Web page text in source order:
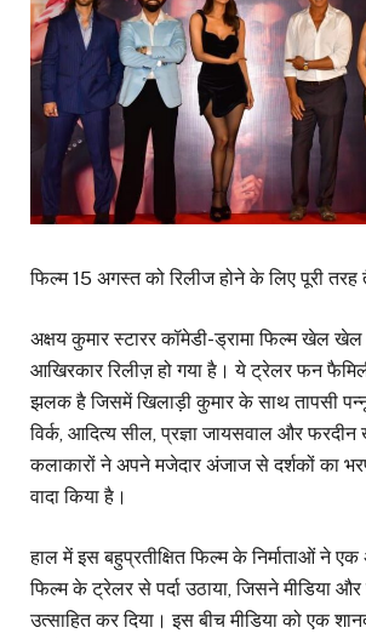
फिल्म 15 अगस्त को रिलीज होने के लिए पूरी तरह
अक्षय कुमार स्टारर कॉमेडी-ड्रामा फिल्म खेल
आखिरकार रिलीज़ हो गया है। ये ट्रेलर फन
झलक है जिसमें खिलाड़ी कुमार के साथ तापसी
विर्क, आदित्य सील, प्रज्ञा जायसवाल और फरदीन
कलाकारों ने अपने मजेदार अंजाज से दर्शकों का
वादा किया है।
हाल में इस बहुप्रतीक्षित फिल्म के निर्माताओं ने
फिल्म के ट्रेलर से पर्दा उठाया, जिसने मीडिया
उत्साहित कर दिया। इस बीच मीडिया को एक